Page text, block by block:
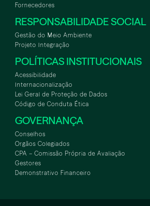
Fornecedores
RESPONSABILIDADE SOCIAL
Gestão do Meio Ambiente
Projeto Integração
POLÍTICAS INSTITUCIONAIS
Acessibilidade
Internacionalização
Lei Geral de Proteção de Dados
Código de Conduta Ética
GOVERNANÇA
Conselhos
Orgãos Colegiados
CPA – Comissão Própria de Avaliação
Gestores
Demonstrativo Financeiro